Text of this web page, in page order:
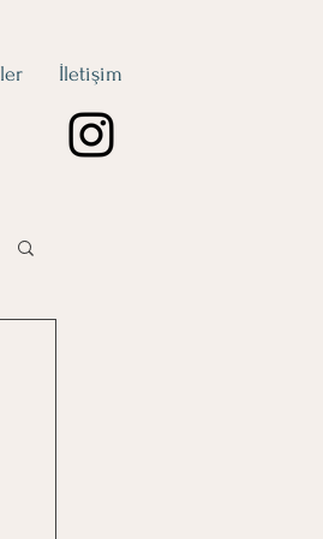
İletişim